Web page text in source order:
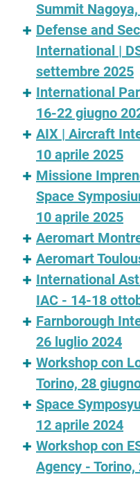
Summit
Defense and
International |
settembre 2025
International
16-22 giugno
AIX | Aircraft
10 aprile 2025
Missione
Space
10 aprile 2025
Aeromart
Aeromart
International
IAC - 14-18
Farnborough
26 luglio 2024
Workshop con
Torino, 28
Space
12 aprile 2024
Workshop con
Agency -